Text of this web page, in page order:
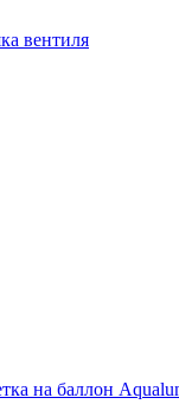
вентиля
на баллон